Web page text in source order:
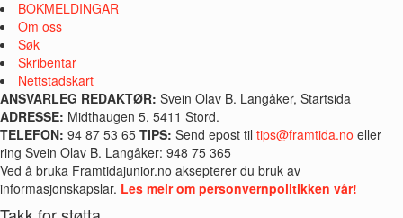
BOKMELDINGAR
Om oss
Søk
Skribentar
Nettstadskart
ANSVARLEG REDAKTØR: Svein Olav B. Langåker, Startsida
ADRESSE: Midthaugen 5, 5411 Stord.
TELEFON: 94 87 53 65 TIPS: Send epost til tips@framtida.no eller
ring Svein Olav B. Langåker: 948 75 365
Ved å bruka Framtidajunior.no aksepterer du bruk av
informasjonskapslar. Les meir om personvernpolitikken vår!